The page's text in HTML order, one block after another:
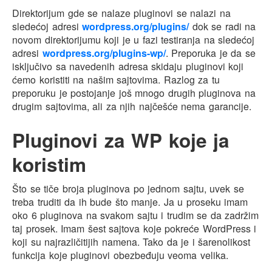
Direktorijum gde se nalaze pluginovi se nalazi na
sledećoj adresi wordpress.org/plugins/dok se radi na
novom direktorijumu koji je u fazi testiranja na sledećoj
adresi wordpress.org/plugins-wp/. Preporuka je da se
isključivo sa navedenih adresa skidaju pluginovi koji
ćemo koristiti na našim sajtovima. Razlog za tu
preporuku je postojanje još mnogo drugih pluginova na
drugim sajtovima, ali za njih najčešće nema garancije.
Pluginovi za WP koje ja
koristim
Što se tiče broja pluginova po jednom sajtu, uvek se
treba truditi da ih bude što manje. Ja u proseku imam
oko 6 pluginova na svakom sajtu i trudim se da zadržim
taj prosek. Imam šest sajtova koje pokreće WordPress i
koji su najrazličitijih namena. Tako da je i šarenolikost
funkcija koje pluginovi obezbeđuju veoma velika.